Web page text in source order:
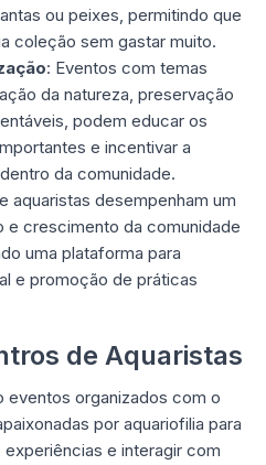
ou peixes, permitindo que
coleção sem gastar muito.
: Eventos com temas
da natureza, preservação
podem educar os
e incentivar a
da comunidade.
aquaristas desempenham um
e crescimento da comunidade
uma plataforma para
e promoção de práticas
de Aquaristas
eventos organizados com o
por aquariofilia para
e interagir com